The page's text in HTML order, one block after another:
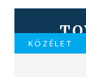
KÖZÉLET